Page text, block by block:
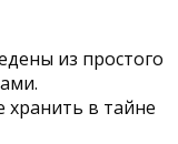
из простого
хранить в тайне